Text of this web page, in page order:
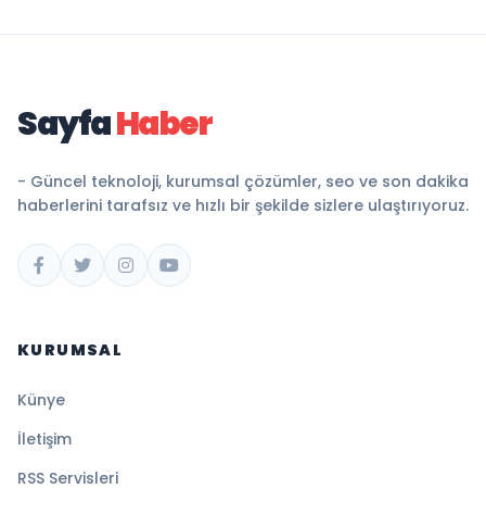
SayfaHaber
- Güncel teknoloji, kurumsal çözümler, seo ve son dakika
haberlerini tarafsız ve hızlı bir şekilde sizlere ulaştırıyoruz.
KURUMSAL
Künye
İletişim
RSS Servisleri